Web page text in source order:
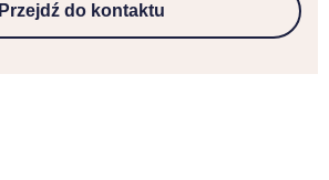
Przejdź do kontaktu